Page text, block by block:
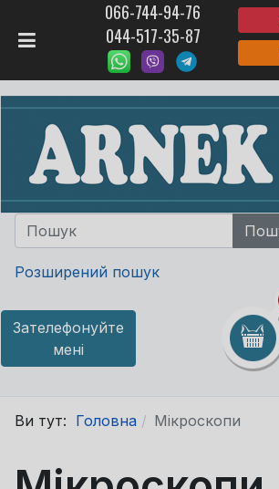
066-744-94-76
044-517-35-87
Розширений пошук
Зателефонуйте
мені
Ви тут: Головна Мікроскопи